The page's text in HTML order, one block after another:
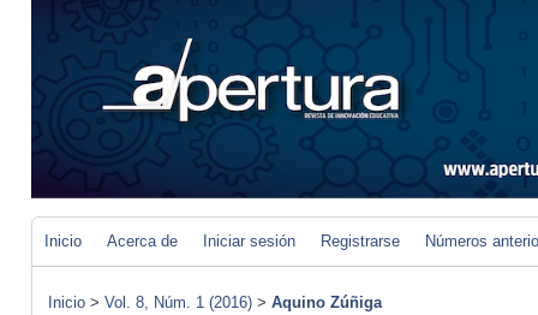
Inicio Acerca de Iniciar sesión Registrarse Números
Inicio > Vol. 8, Núm. 1 (2016) > Aquino Zúñiga